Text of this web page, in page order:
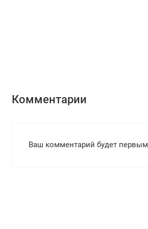
Комментарии
Ваш комментарий будет первым